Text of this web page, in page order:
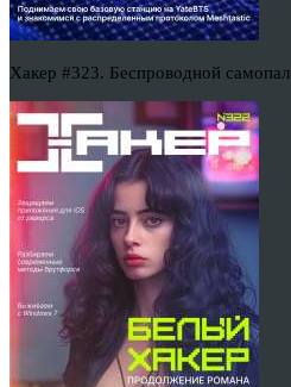
Хакер #323. Беспроводной самопал